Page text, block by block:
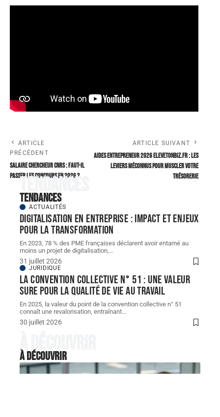
ARTICLE
PRÉCÉDENT
Salaire Chercheur CNRS : faut-il
passer les concours en 2026 ?
ARTICLE SUIVANT
Aides entrepreneur 2026 elevetonbiz.fr : les
leviers méconnus pour muscler votre
trésorerie
Tendances
Tendances
ACTUALITÉS
Digitalisation en entreprise : impact et enjeux
pour la transformation
En 2023, 78 % des PME françaises déclarent avoir entamé au
moins un projet de digitalisation,…
31 juillet 2026
JURIDIQUE
La convention collective n° 51 : une valeur
sure pour la qualité de vie au travail
En 2025, la valeur du point de la convention collective n° 51
connaît une revalorisation, entraînant…
30 juillet 2026
À découvrir
À découvrir